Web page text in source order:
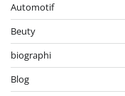
Automotif
Beuty
biographi
Blog